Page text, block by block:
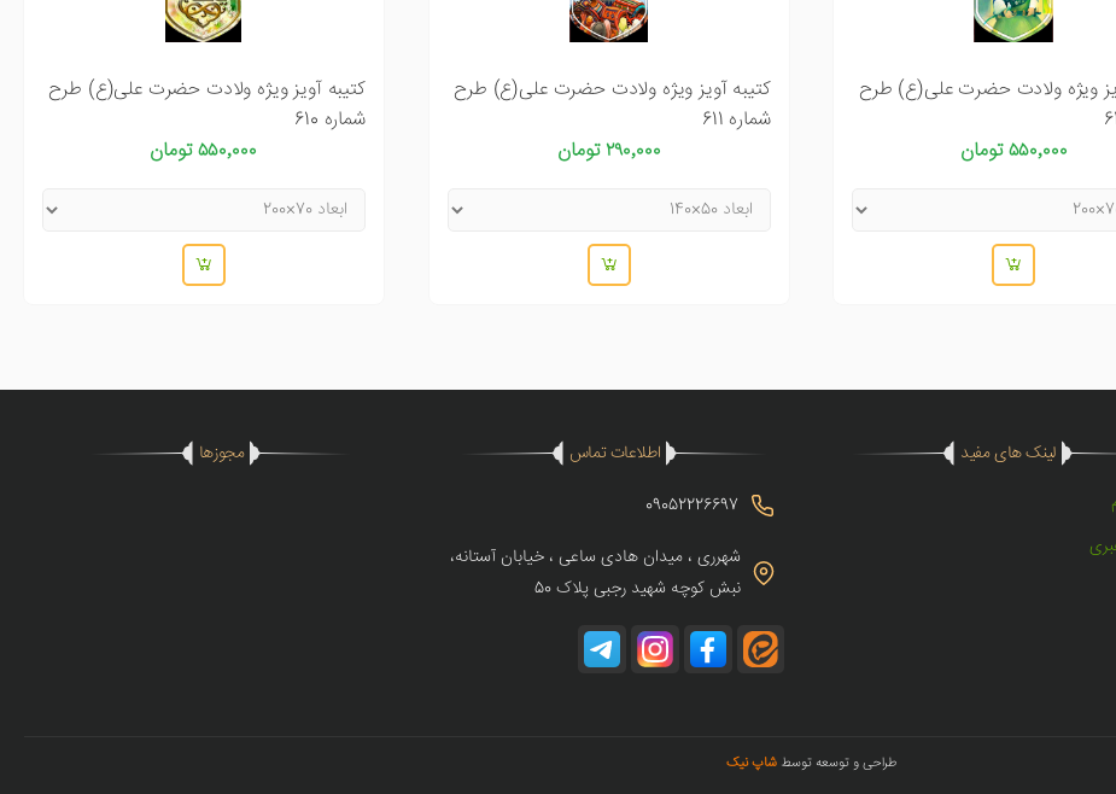
ویژه ولادت حضرت علی(ع) طرح
۵۵۰٬۰۰۰ تومان
کتیبه آویز ویژه ولادت حضرت علی(ع) طرح
شماره 611
۲۹۰٬۰۰۰ تومان
کتیبه آویز ویژه ولادت حضرت علی(ع) طرح
شماره 610
۵۵۰٬۰۰۰ تومان
لینک های مفید
اطلاعات تماس
09052226697
شهرری ، میدان هادی ساعی ، خیابان آستانه،
نبش کوچه شهید رجبی پلاک 50
مجوزها
طراحی و توسعه توسطشاپ نیک